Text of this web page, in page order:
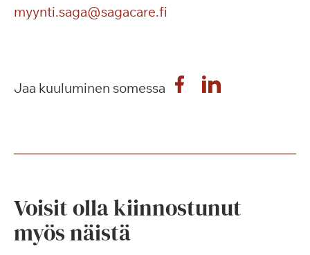
myynti.saga@sagacare.fi
Jaa kuuluminen somessa
Voisit olla kiinnostunut
myös näistä